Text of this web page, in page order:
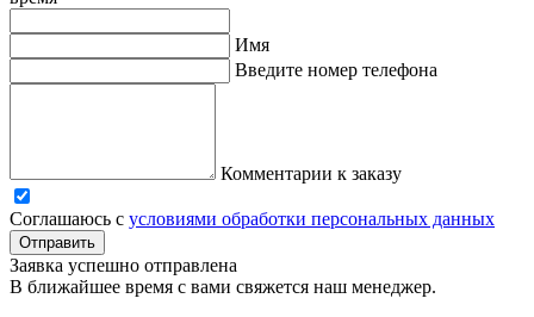
Имя
Введите номер телефона
Комментарии к заказу
Соглашаюсь с условиями обработки персональных данных
Отправить
Заявка успешно отправлена
В ближайшее время с вами свяжется наш менеджер.